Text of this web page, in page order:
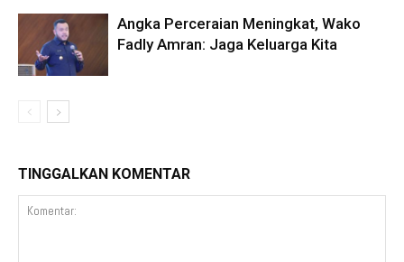
Angka Perceraian Meningkat, Wako
Fadly Amran: Jaga Keluarga Kita
TINGGALKAN KOMENTAR